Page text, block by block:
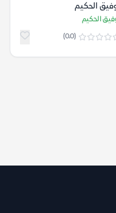
الحكيم
الحكيم
(0.0)